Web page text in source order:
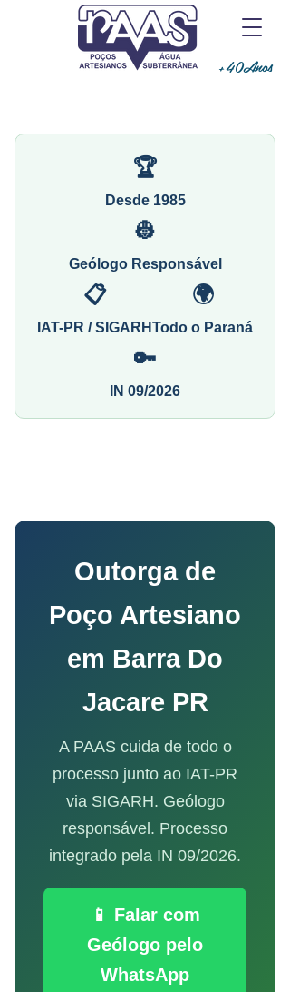
+40Anos
🏆
Desde 1985
👷
Geólogo Responsável
📋
IAT-PR / SIGARH
🌍
Todo o Paraná
🔑
IN 09/2026
Outorga de
Poço Artesiano
em Barra Do
Jacare PR
A PAAS cuida de todo o
processo junto ao IAT-PR
via SIGARH. Geólogo
responsável. Processo
integrado pela IN 09/2026.
📱 Falar com
Geólogo pelo
WhatsApp